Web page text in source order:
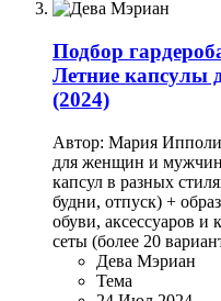
Подбор
Летние
(2024)
Автор: Мария
для женщин и
капсул в разных
будни, отпуск) +
обуви, аксессуаров
сеты (более 20
Дева Мэриан
Тема